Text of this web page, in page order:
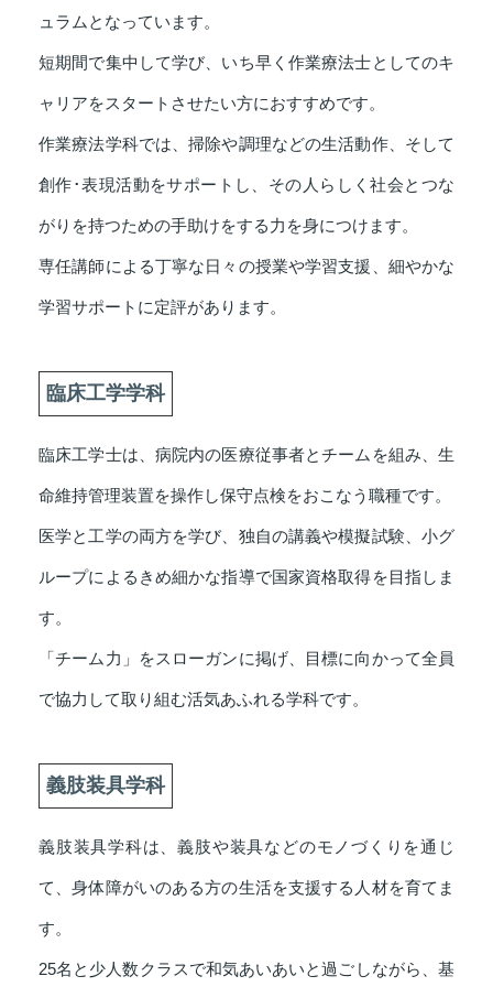
ュラムとなっています。
短期間で集中して学び、いち早く作業療法士としてのキ
ャリアをスタートさせたい方におすすめです。
作業療法学科では、掃除や調理などの生活動作、そして
創作･表現活動をサポートし、その人らしく社会とつな
がりを持つための手助けをする力を身につけます。
専任講師による丁寧な日々の授業や学習支援、細やかな
学習サポートに定評があります。
臨床工学学科
臨床工学士は、病院内の医療従事者とチームを組み、生
命維持管理装置を操作し保守点検をおこなう職種です。
医学と工学の両方を学び、独自の講義や模擬試験、小グ
ループによるきめ細かな指導で国家資格取得を目指しま
す。
「チーム力」をスローガンに掲げ、目標に向かって全員
で協力して取り組む活気あふれる学科です。
義肢装具学科
義肢装具学科は、義肢や装具などのモノづくりを通じ
て、身体障がいのある方の生活を支援する人材を育てま
す。
25名と少人数クラスで和気あいあいと過ごしながら、基